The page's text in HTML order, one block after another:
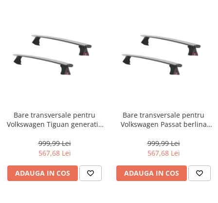
Bare transversale pentru
Volkswagen Tiguan generatia
Fabbri Viva 12 ALU, sistem cu
prindere pe plafon normal,
999,99 Lei
567,68 Lei
ADAUGA IN COS
Bare transversale pentru
Volkswagen Passat berlina
prezent, Fabbri Viva 12,
sistem cu prindere pe plafon
999,99 Lei
567,68 Lei
ADAUGA IN COS